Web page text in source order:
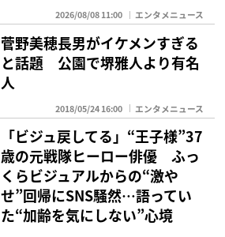
2026/08/08 11:00 エンタメニュース
菅野美穂長男がイケメンすぎる
と話題 公園で堺雅人より有名
人
2018/05/24 16:00 エンタメニュース
「ビジュ戻してる」“王子様”37
歳の元戦隊ヒーロー俳優 ふっ
くらビジュアルからの“激や
せ”回帰にSNS騒然…語ってい
た“加齢を気にしない”心境